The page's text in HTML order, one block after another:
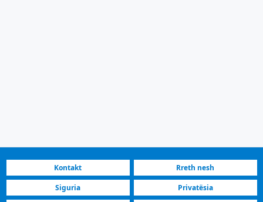
Kontakt
Rreth nesh
Siguria
Privatësia